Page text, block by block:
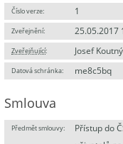
Číslo verze: 1
Zveřejnění: 25.05.2017
Zveřejňující: Josef Koutný
Datová schránka: me8c5bq
Smlouva
Předmět smlouvy:
Přístup do